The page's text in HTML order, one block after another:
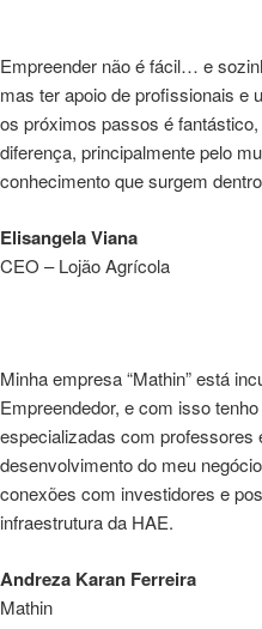
Empreender não é fácil… e
mas ter apoio de profissionais e
os próximos passos é
diferença, principalmente pelo
conhecimento que surgem
Elisangela Viana
CEO – Lojão Agrícola
Minha empresa “Mathin” está
Empreendedor, e com isso
especializadas com professores
desenvolvimento do meu
conexões com investidores e
infraestrutura da HAE.
Andreza Karan Ferreira
Mathin